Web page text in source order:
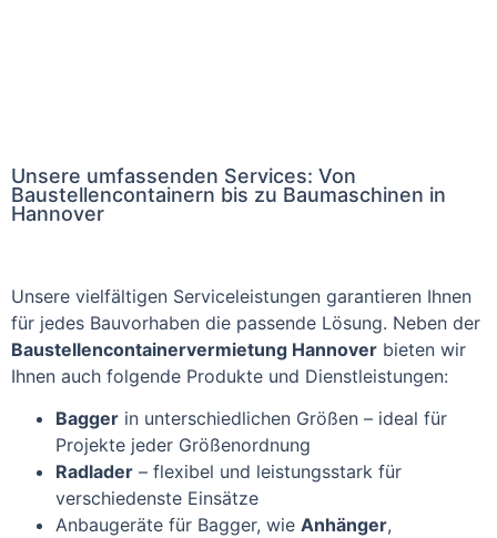
Unsere umfassenden Services: Von
Baustellencontainern bis zu Baumaschinen in
Hannover
Unsere vielfältigen Serviceleistungen garantieren Ihnen
für jedes Bauvorhaben die passende Lösung. Neben der
Baustellencontainervermietung Hannover bieten wir
Ihnen auch folgende Produkte und Dienstleistungen:
Bagger in unterschiedlichen Größen – ideal für
Projekte jeder Größenordnung
Radlader – flexibel und leistungsstark für
verschiedenste Einsätze
Anbaugeräte für Bagger, wie Anhänger,